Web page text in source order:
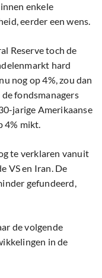
enkele
eerder een wens.
Reserve toch de
hard
nog op 4%, zou dan
fondsmanagers
jarige Amerikaanse
4% mikt.
te verklaren vanuit
VS en Iran. De
gefundeerd,
de volgende
in de